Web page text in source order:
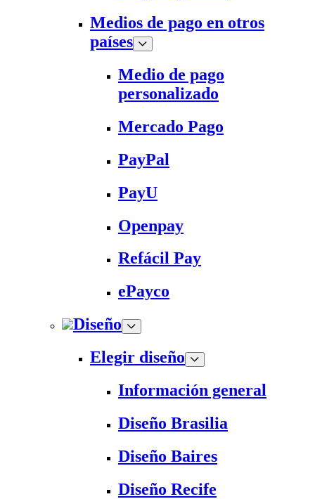
Medios de pago en otros
países
Medio de pago
personalizado
Mercado Pago
PayPal
PayU
Openpay
Refácil Pay
ePayco
Diseño
Elegir diseño
Información general
Diseño Brasilia
Diseño Baires
Diseño Recife